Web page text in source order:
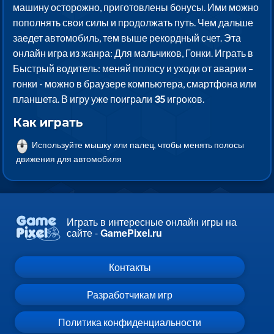
машину осторожно, приготовлены бонусы. Ими можно
пополнять свои силы и продолжать путь. Чем дальше
заедет автомобиль, тем выше рекордный счет. Эта
онлайн игра из жанра: Для мальчиков, Гонки. Играть в
Быстрый водитель: меняй полосу и уходи от аварии –
гонки - можно в браузере компьютера, смартфона или
планшета. В игру уже поиграли 35 игроков.
Как играть
Используйте мышку или палец, чтобы менять полосы
движения для автомобиля
Играть в интересные онлайн игры на
сайте -GamePixel.ru
Контакты
Разработчикам игр
Политика конфиденциальности